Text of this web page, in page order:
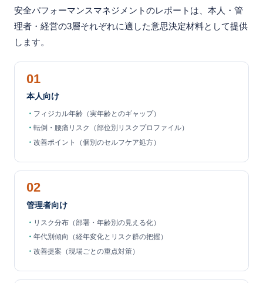
安全パフォーマンスマネジメントのレポートは、本人・管
理者・経営の3層それぞれに適した意思決定材料として提供
します。
01
本人向け
フィジカル年齢（実年齢とのギャップ）
転倒・腰痛リスク（部位別リスクプロファイル）
改善ポイント（個別のセルフケア処方）
02
管理者向け
リスク分布（部署・年齢別の見える化）
年代別傾向（経年変化とリスク群の把握）
改善提案（現場ごとの重点対策）